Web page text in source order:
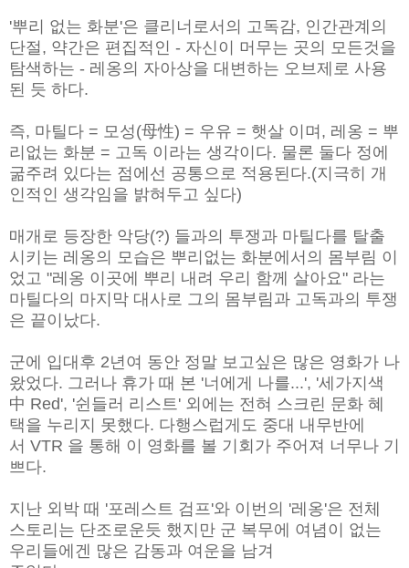
'뿌리 없는 화분'은 클리너로서의 고독감, 인간관계의
단절, 약간은 편집 적인 - 자신이 머무는 곳의 모든것을
탐색하는 - 레옹의 자아상을 대변하는 오브제로 사용
된 듯 하다.
즉, 마틸다 = 모성(母性) = 우유 = 햇살 이며, 레옹 = 뿌
리없는 화분 = 고독 이라는 생각이다. 물론 둘다 정에
굶주려 있다는 점에선 공통으로 적용된다.(지극히 개
인적인 생각임을 밝혀두고 싶다)
매개로 등장한 악당(?) 들과의 투쟁과 마틸다를 탈출
시키는 레옹의 모습은 뿌리없는 화분에서의 몸부림 이
었고 "레옹 이곳에 뿌리 내려 우리 함께 살아요" 라는
마틸다의 마지막 대사로 그의 몸부림과 고독과의 투쟁
은 끝이 났다.
군에 입대후 2년여 동안 정말 보고싶은 많은 영화가 나
왔었다. 그러나 휴가 때 본 '너에게 나를...', '세가지색
中 Red', '쉰들러 리스트' 외에는 전혀 스크린 문화 혜
택을 누리지 못했다. 다행스럽게도 중대 내무반에
서 VTR 을 통해 이 영화를 볼 기회가 주어져 너무나 기
쁘다.
지난 외박 때 '포레스트 검프'와 이번의 '레옹'은 전체
스토리는 단조로 운듯 했지만 군 복무에 여념이 없는
우리들에겐 많은 감동과 여운을 남겨